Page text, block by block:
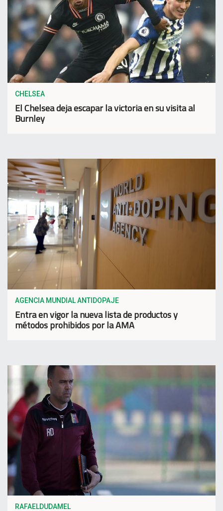
CHELSEA
El Chelsea deja escapar la victoria en su visita al
Burnley
AGENCIA MUNDIAL ANTIDOPAJE
Entra en vigor la nueva lista de productos y
métodos prohibidos por la AMA
RAFAELDUDAMEL